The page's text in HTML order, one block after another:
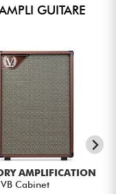
GUITARE
AMPLIFICATION
Cabinet